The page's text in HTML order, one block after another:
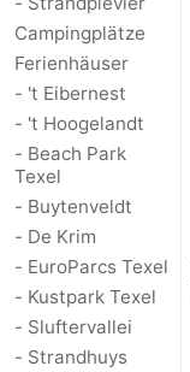
Campingplätze
Ferienhäuser
- 't Eibernest
- 't Hoogelandt
- Beach Park
Texel
- Buytenveldt
- De Krim
- EuroParcs Texel
- Kustpark Texel
- Sluftervallei
- Strandhuys